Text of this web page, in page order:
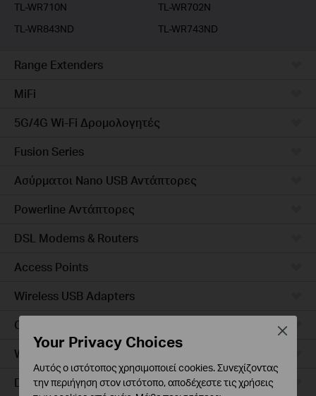
TL-WR710N
TL-WR702N
TL-WR843ND
TL-WR743ND
Range Extenders
MiFi
5G/4G Wi-Fi Δρομολογητές
Fusion Series
Ασύρματοι Nano USB Αντάπτορες
Powerline Αντάπτορες
DSL Modems & Routers
Access Points
Wireless USB Adapters
Ceiling Mount
Wall Plate
Desktop
Your Privacy Choices
Αυτός ο ιστότοπος χρησιμοποιεί cookies. Συνεχίζοντας
την περιήγηση στον ιστότοπο, αποδέχεστε τις χρήσεις
Close